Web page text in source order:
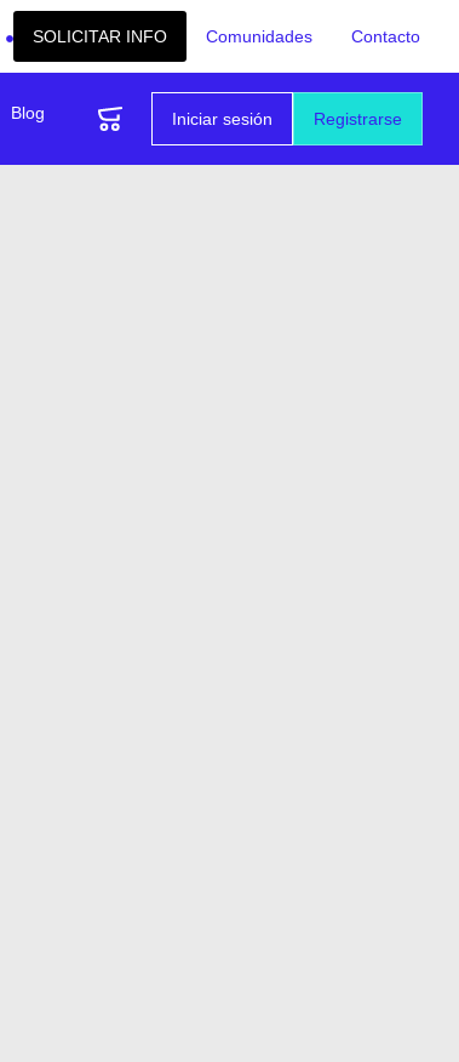
SOLICITAR INFO Comunidades Contacto
Registrarse
Iniciar sesión
Blog